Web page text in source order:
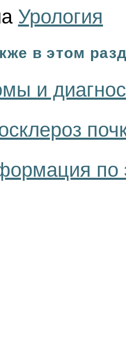
Урология
в этом
и
по